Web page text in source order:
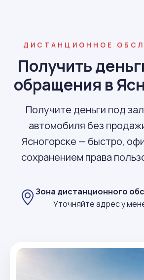
ДИСТАНЦИОННОЕ
Получить
обращения в
Получите деньги под
автомобиля без
Ясногорске — быстро,
сохранением права
Зона дистанционного
Уточняйте адрес у